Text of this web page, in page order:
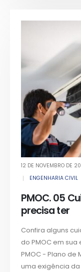
12 DE NOVEMBRO DE
ENGENHARIA CIVIL
PMOC. 05
precisa ter
Confira alguns
do PMOC em
PMOC - Plano
uma exigência da